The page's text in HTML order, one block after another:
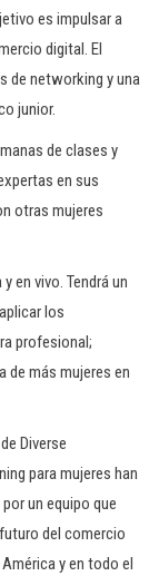
es impulsar a
digital. El
de networking y una
junior.
de clases y
en sus
otras mujeres
en vivo. Tendrá un
los
profesional;
de más mujeres en
Diverse
para mujeres han
un equipo que
del comercio
y en todo el